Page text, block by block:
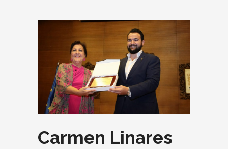
Carmen Linares